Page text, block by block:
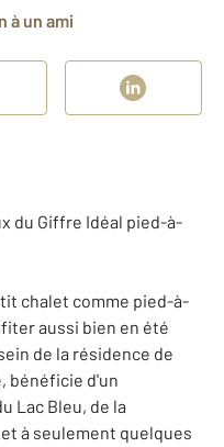
à un ami
du Giffre Idéal pied-à-
chalet comme pied-à-
aussi bien en été
de la résidence de
bénéficie d'un
Lac Bleu, de la
à seulement quelques